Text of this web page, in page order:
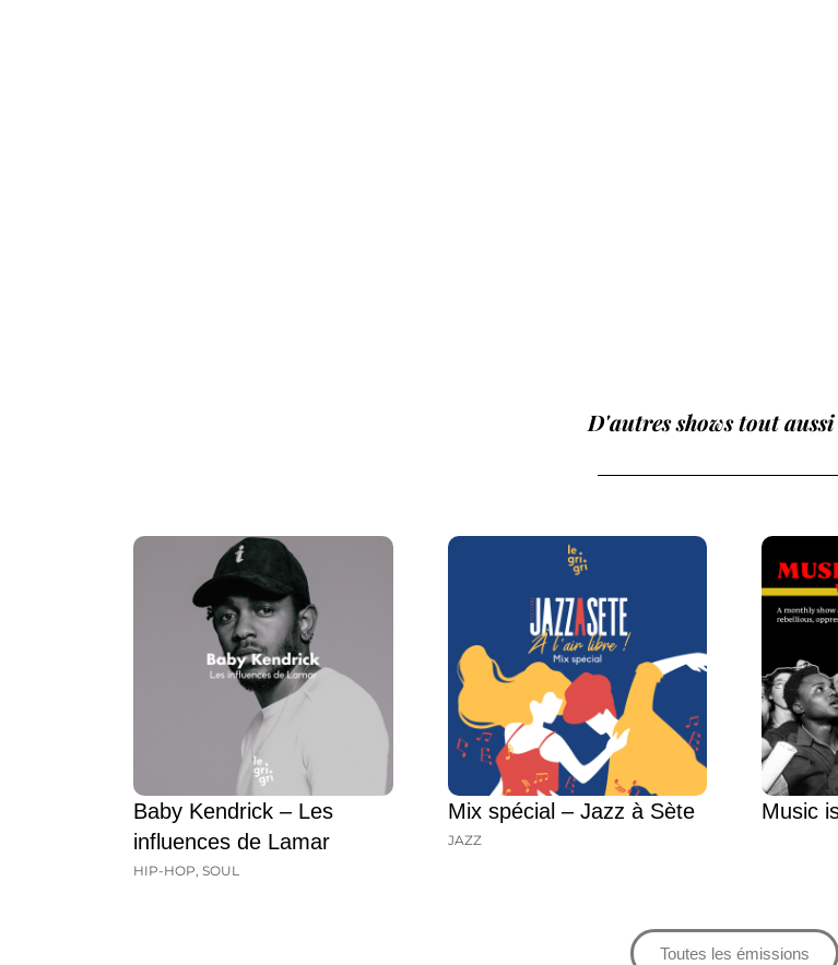
D'autres shows tout
Baby Kendrick – Les
influences de Lamar
HIP-HOP SOUL
Mix spécial – Jazz à Sète
JAZZ
Music
Toutes les émissions